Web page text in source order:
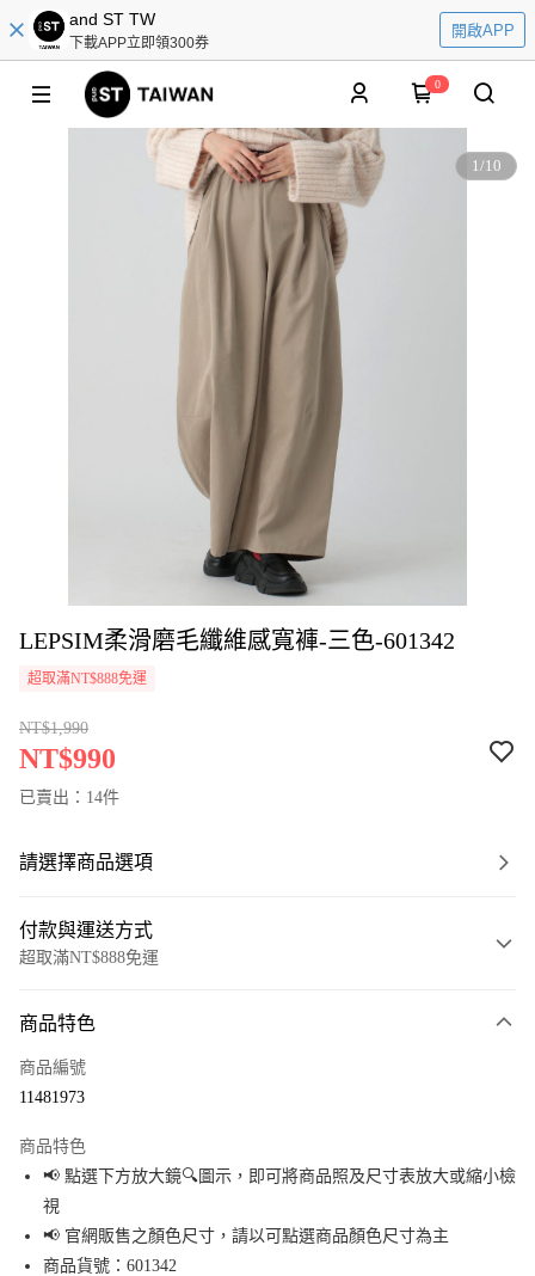
and ST TW
下載APP立即領300券
開啟APP
0
1/10
LEPSIM柔滑磨毛纖維感寬褲-三色-601342
超取滿NT$888免運
NT$1,990
NT$990
已賣出：14件
請選擇商品選項
付款與運送方式
超取滿NT$888免運
信用卡一次付款
Apple Pay
街口支付
悠遊付
商品特色
商品編號
11481973
商品特色
📢 點選下方放大鏡🔍圖示，即可將商品照及尺寸表放大或縮小檢
視
📢 官網販售之顏色尺寸，請以可點選商品顏色尺寸為主
商品貨號：601342